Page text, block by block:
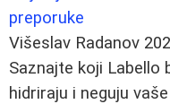
preporuke
Višeslav Radanov
Saznajte koji Labello
hidriraju i neguju